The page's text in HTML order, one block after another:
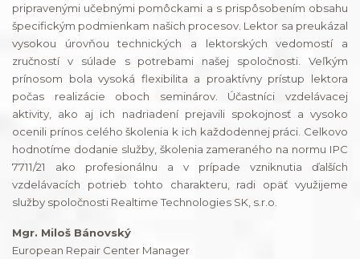
pripravenými učebnými pomôckami a s prispôsobením obsahu
špecifickým podmienkam našich procesov. Lektor sa preukázal
vysokou úrovňou technických a lektorských vedomostí a
zručností v súlade s potrebami našej spoločnosti. Veľkým
prínosom bola vysoká flexibilita a proaktívny prístup lektora
počas realizácie oboch seminárov. Účastníci vzdelávacej
aktivity, ako aj ich nadriadení prejavili spokojnosť a vysoko
ocenili prínos celého školenia k ich každodennej práci. Celkovo
hodnotíme dodanie služby, školenia zameraného na normu IPC
7711/21 ako profesionálnu a v prípade vzniknutia ďalších
vzdelávacích potrieb tohto charakteru, radi opäť využijeme
služby spoločnosti Realtime Technologies SK, s.r.o.
Mgr. Miloš Bánovský
European Repair Center Manager